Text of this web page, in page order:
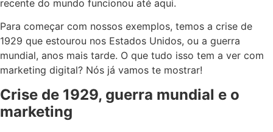
recente do mundo funcionou até aqui.
Para começar com nossos exemplos, temos a crise de
1929 que estourou nos Estados Unidos, ou a guerra
mundial, anos mais tarde. O que tudo isso tem a ver com
marketing digital? Nós já vamos te mostrar!
Crise de 1929, guerra mundial e o
marketing